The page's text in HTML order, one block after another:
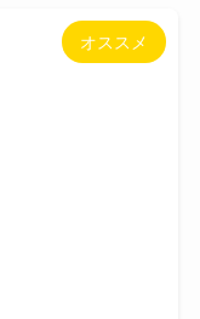
オススメ